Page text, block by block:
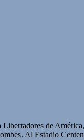
de
Al Estadio